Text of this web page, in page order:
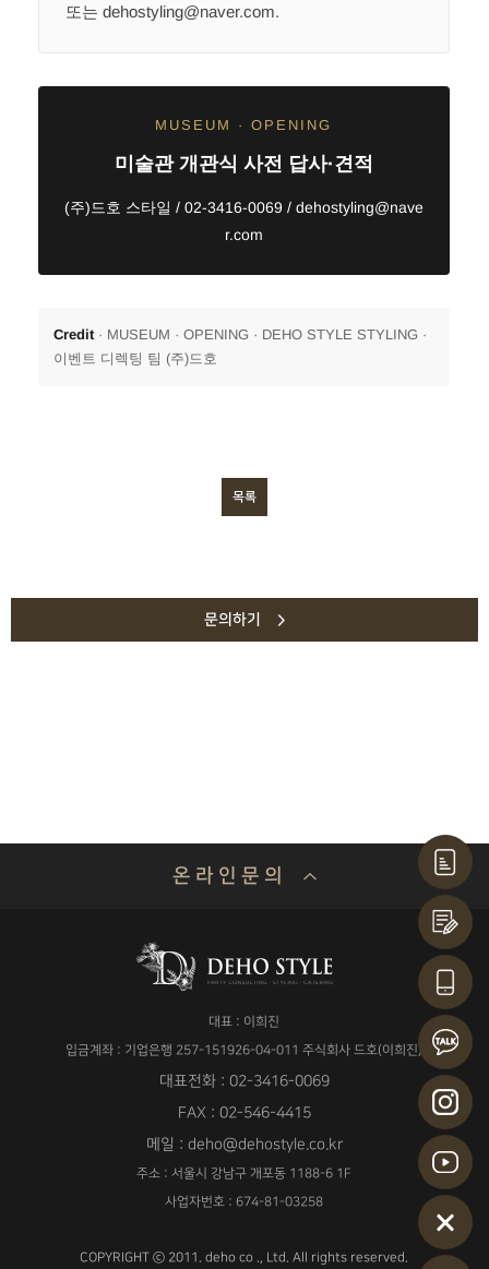
또는 dehostyling@naver.com.
MUSEUM · OPENING
미술관 개관식 사전 답사·견적
(주)드호 스타일 / 02-3416-0069 / dehostyling@nave
r.com
Credit · MUSEUM · OPENING · DEHO STYLE STYLING ·
이벤트 디렉팅 팀 (주)드호
목록
문의하기
온 라 인 문 의
대표 : 이희진
입금계좌 : 기업은행 257-151926-04-011 주식회사 드호(이희진)
대표전화 : 02-3416-0069
FAX : 02-546-4415
메일 : deho@dehostyle.co.kr
주소 : 서울시 강남구 개포동 1188-6 1F
사업자번호 : 674-81-03258
COPYRIGHT ⓒ 2011. deho co ., Ltd. All rights reserved.